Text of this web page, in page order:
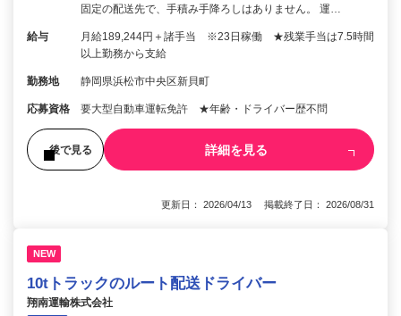
固定の配送先で、手積み手降ろしはありません。 運…
給与
月給189,244円＋諸手当 ※23日稼働 ★残業手当は7.5時間
以上勤務から支給
勤務地 静岡県浜松市中央区新貝町
応募資格 要大型自動車運転免許 ★年齢・ドライバー歴不問
後で見る 詳細を見る
更新日： 2026/04/13 掲載終了日： 2026/08/31
NEW
10tトラックのルート配送ドライバー
翔南運輸株式会社